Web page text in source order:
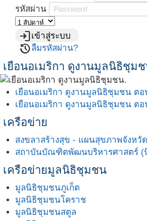
รหัสผ่าน
loginเข้าสู่ระบบ
restoreลืมรหัสผ่าน?
เยือนอเมริกา ดูงานมูลนิธิชุม
เยือนอเมริกา ดูงานมูลนิธิชุมชน ตอ
เยือนอเมริกา ดูงานมูลนิธิชุมชน ตอ
เครือข่าย
สงขลาสร้างสุข - แผนสุขภาพจังหวั
สถาบันบัณฑิตพัฒนบริหารศาสตร์ (
เครือข่ายมูลนิธิชุมชน
มูลนิธิชุมชนภูเก็ต
มูลนิธิชุมชนโคราช
มูลนิธิชุมชนสตูล